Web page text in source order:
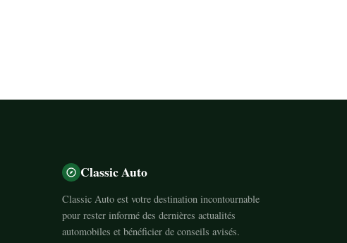
Classic Auto
Classic Auto est votre destination incontournable
pour rester informé des dernières actualités
automobiles et bénéficier de conseils avisés.